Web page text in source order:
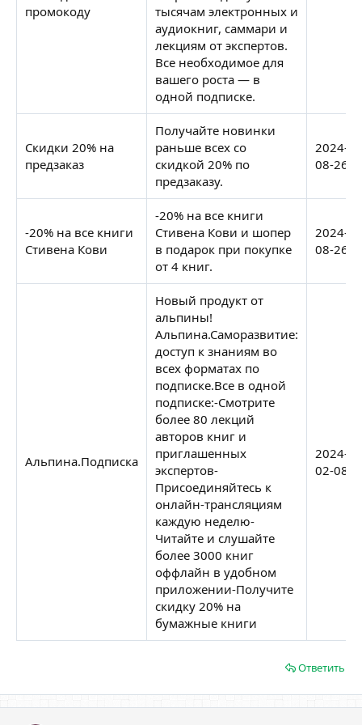
промокоду
тысячам электронных и
аудиокниг, саммари и
лекциям от экспертов.
Все необходимое для
вашего роста — в
одной подписке.
Скидки 20% на
предзаказ
Получайте новинки
раньше всех со
скидкой 20% по
предзаказу.
2024-
08-26
-20% на все книги
Стивена Кови
-20% на все книги
Стивена Кови и шопер
в подарок при покупке
от 4 книг.
2024-
08-26
Альпина.Подписка
Новый продукт от
альпины!
Альпина.Саморазвитие:
доступ к знаниям во
всех форматах по
подписке.Все в одной
подписке:-Смотрите
более 80 лекций
авторов книг и
приглашенных
экспертов-
Присоединяйтесь к
онлайн-трансляциям
каждую неделю-
Читайте и слушайте
более 3000 книг
оффлайн в удобном
приложении-Получите
скидку 20% на
бумажные книги
2024-
02-08
Ответить